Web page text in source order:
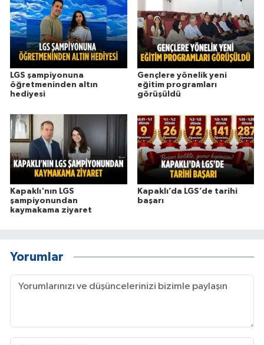
LGS şampiyonuna
öğretmeninden altın
hediyesi
Gençlere yönelik yeni
eğitim programları
görüşüldü
Kapaklı'nın LGS
şampiyonundan
kaymakama ziyaret
Kapaklı’da LGS’de tarihi
başarı
Yorumlar